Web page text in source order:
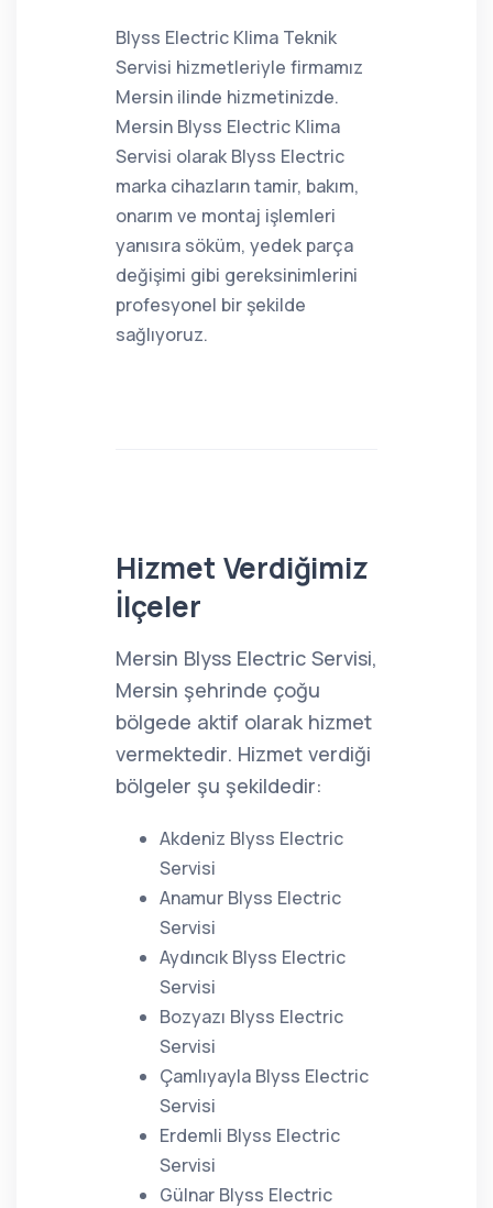
Blyss Electric Klima Teknik
Servisi hizmetleriyle firmamız
Mersin ilinde hizmetinizde.
Mersin Blyss Electric Klima
Servisi olarak Blyss Electric
marka cihazların tamir, bakım,
onarım ve montaj işlemleri
yanısıra söküm, yedek parça
değişimi gibi gereksinimlerini
profesyonel bir şekilde
sağlıyoruz.
Hizmet Verdiğimiz
İlçeler
Mersin Blyss Electric Servisi,
Mersin şehrinde çoğu
bölgede aktif olarak hizmet
vermektedir. Hizmet verdiği
bölgeler şu şekildedir:
Akdeniz Blyss Electric
Servisi
Anamur Blyss Electric
Servisi
Aydıncık Blyss Electric
Servisi
Bozyazı Blyss Electric
Servisi
Çamlıyayla Blyss Electric
Servisi
Erdemli Blyss Electric
Servisi
Gülnar Blyss Electric